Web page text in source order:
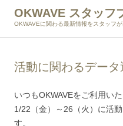
OKWAVE スタッフ
OKWAVEに関わる最新情報をスタッフが
活動に関わるデー
いつもOKWAVEをご利用い
1/22（金）～26（火）に活
す。